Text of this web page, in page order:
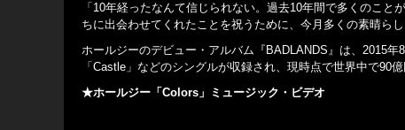
「10年経ったなんて信じられない。過去10年間で多くのこ
ちに出会わせてくれたことを祝うために、今月多くの素晴ら
ホールジーのデビュー・アルバム『BADLANDS』は、2015
「Castle」などのシングルが収録され、現時点で世界中で90
★ホールジー「Colors」ミュージック・ビデオ